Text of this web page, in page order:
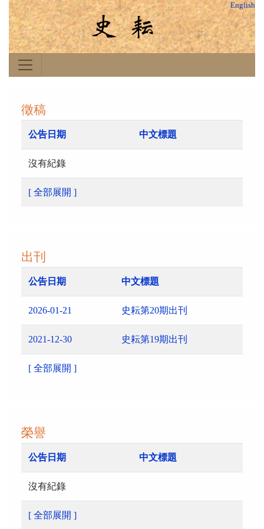
English
徵稿
公告日期 中文標題
沒有紀錄
[ 全部展開 ]
出刊
公告日期 中文標題
2026-01-21 史耘第20期出刊
2021-12-30 史耘第19期出刊
[ 全部展開 ]
榮譽
公告日期 中文標題
沒有紀錄
[ 全部展開 ]